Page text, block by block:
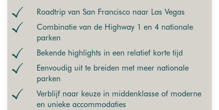
Roadtrip van San Francisco naar Las Vegas
Combinatie van de Highway 1 en 4 nationale
parken
Bekende highlights in een relatief korte tijd
Eenvoudig uit te breiden met meer nationale
parken
Verblijf naar keuze in middenklasse of moderne
en unieke accommodaties